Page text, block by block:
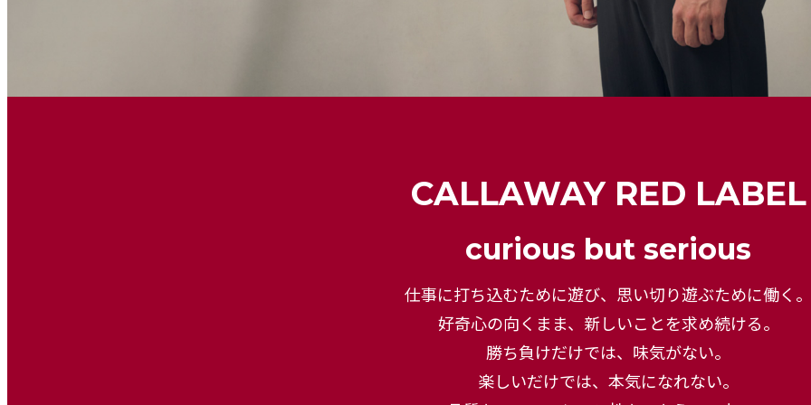
CALLAWAY RED LABEL
curious but serious
仕事に打ち込むために遊び、 思い切り遊ぶために働く。
好奇心の向くまま、新しいことを求め続ける。
勝ち負けだけでは、味気がない。
楽しいだけでは、本気になれない。